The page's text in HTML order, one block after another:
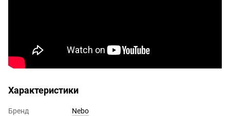
Характеристики
Бренд
Nebo